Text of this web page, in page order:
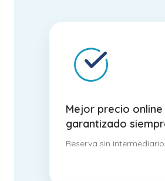
Mejor precio online
garantizado
Reserva sin